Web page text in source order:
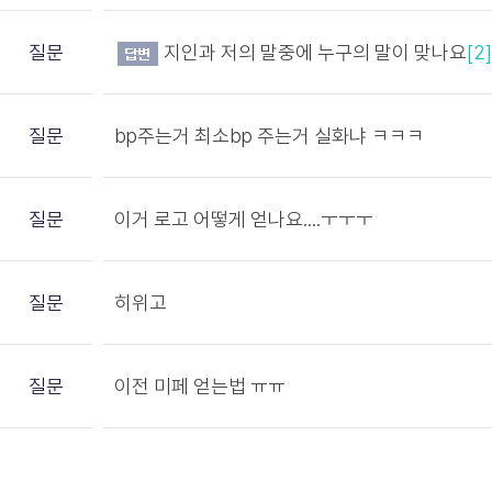
질문 지인과 저의 말중에 누구의 말이 맞나요[2]
질문 bp주는거 최소bp 주는거 실화냐 ㅋㅋㅋ
질문 이거 로고 어떻게 얻나요....ㅜㅜㅜ
질문 히위고
질문 이전 미페 얻는법 ㅠㅠ